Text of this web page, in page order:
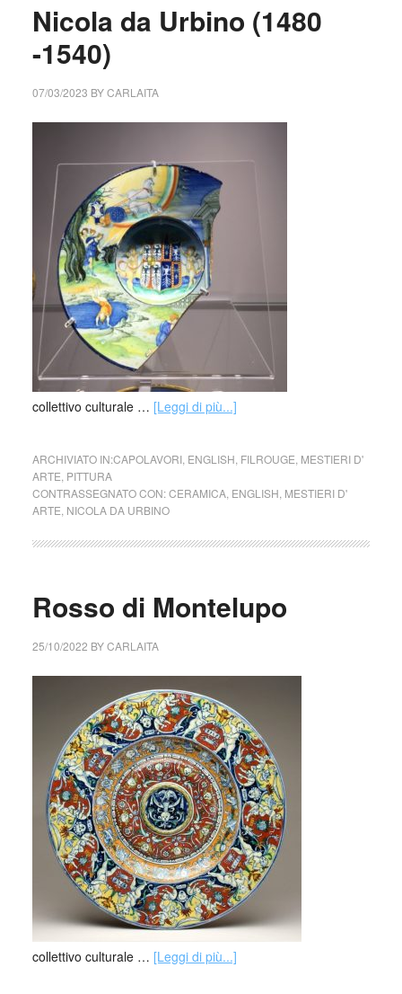
Nicola da Urbino (1480
-1540)
07/03/2023 BYCARLAITA
collettivo culturale … [Leggi di più...]
ARCHIVIATO IN:CAPOLAVORI, ENGLISH FILROUGE MESTIERI D'
ARTE PITTURA
CONTRASSEGNATO CON:CERAMICA, ENGLISH MESTIERI D'
ARTE NICOLA DA URBINO
Rosso di Montelupo
25/10/2022 BYCARLAITA
collettivo culturale … [Leggi di più...]